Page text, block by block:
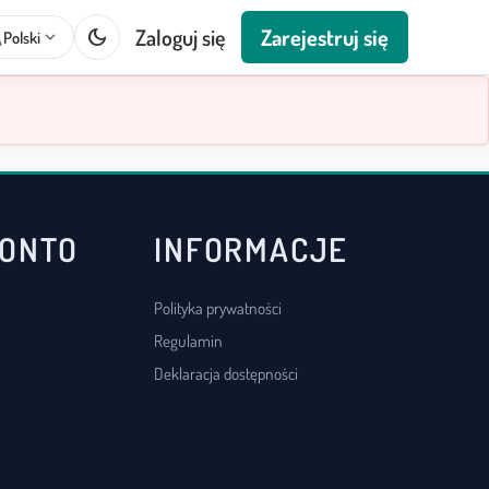
Polski expand_more dark_mode Zaloguj się Zarejestruj się
INFORMACJE
Polityka prywatności
Regulamin
Deklaracja dostępności